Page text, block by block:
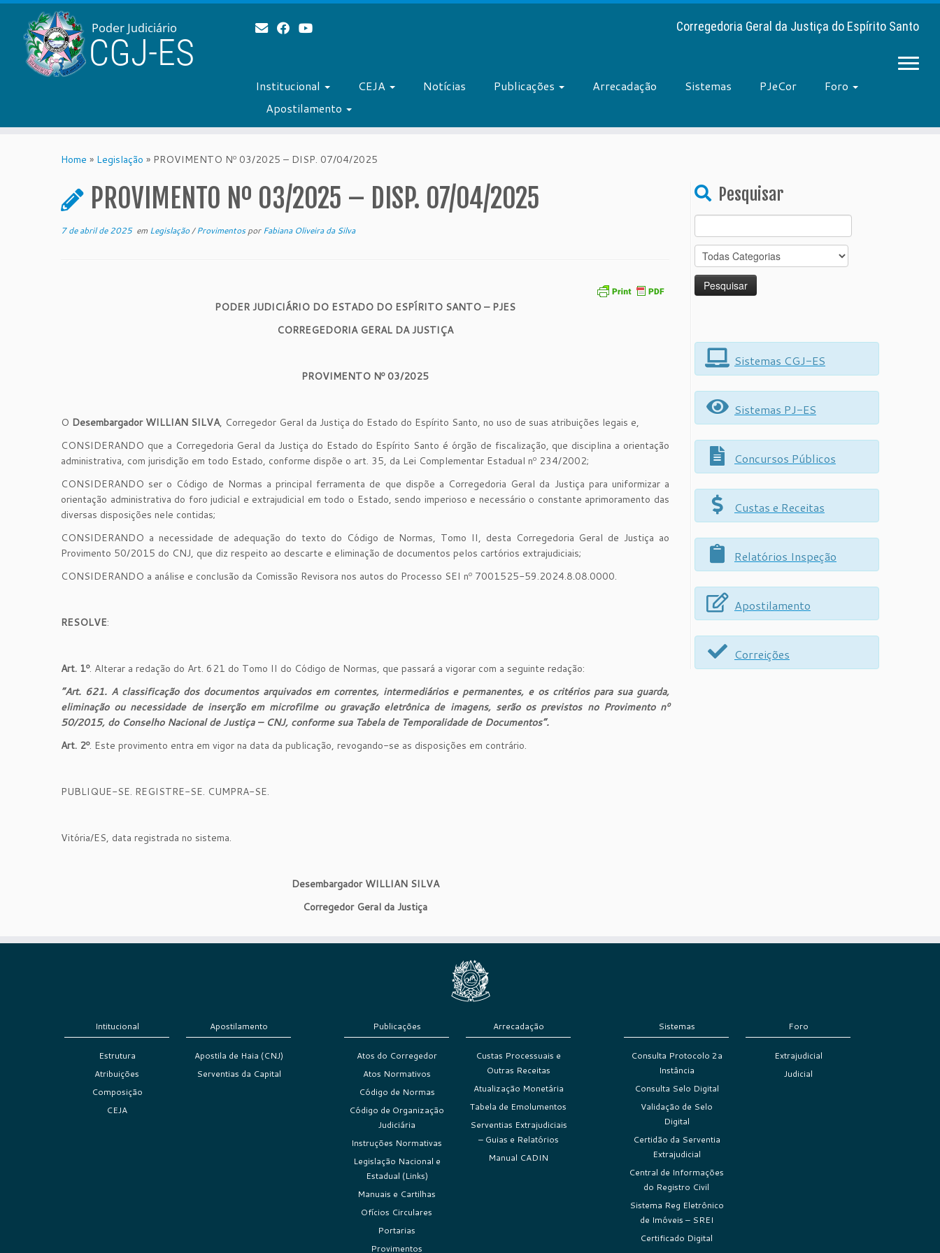
Corregedoria Geral da Justiça do Espírito Santo
Institucional CEJA Notícias Publicações Arrecadação Sistemas PJeCor
Foro
Apostilamento
Home » Legislação » PROVIMENTO Nº 03/2025 – DISP. 07/04/2025
PROVIMENTO Nº 03/2025 – DISP. 07/04/2025
7 de abril de 2025em Legislação/ProvimentosporFabiana Oliveira da Silva
PODER JUDICIÁRIO DO ESTADO DO ESPÍRITO SANTO – PJES
CORREGEDORIA GERAL DA JUSTIÇA
PROVIMENTO Nº 03/2025
O Desembargador WILLIAN SILVA, Corregedor Geral da Justiça do Estado do Espírito Santo, no uso de suas atribuições legais e,
CONSIDERANDO que a Corregedoria Geral da Justiça do Estado do Espírito Santo é órgão de fiscalização, que disciplina a orientação
administrativa, com jurisdição em todo Estado, conforme dispõe o art. 35, da Lei Complementar Estadual nº 234/2002;
CONSIDERANDO ser o Código de Normas a principal ferramenta de que dispõe a Corregedoria Geral da Justiça para uniformizar a
orientação administrativa do foro judicial e extrajudicial em todo o Estado, sendo imperioso e necessário o constante aprimoramento das
diversas disposições nele contidas;
CONSIDERANDO a necessidade de adequação do texto do Código de Normas, Tomo II, desta Corregedoria Geral de Justiça ao
Provimento 50/2015 do CNJ, que diz respeito ao descarte e eliminação de documentos pelos cartórios extrajudiciais;
CONSIDERANDO a análise e conclusão da Comissão Revisora nos autos do Processo SEI nº 7001525-59.2024.8.08.0000.
RESOLVE:
Art. 1º. Alterar a redação do Art. 621 do Tomo II do Código de Normas, que passará a vigorar com a seguinte redação:
“Art. 621. A classificação dos documentos arquivados em correntes, intermediários e permanentes, e os critérios para sua guarda,
eliminação ou necessidade de inserção em microfilme ou gravação eletrônica de imagens, serão os previstos no Provimento nº
50/2015, do Conselho Nacional de Justiça – CNJ, conforme sua Tabela de Temporalidade de Documentos”.
Art. 2º. Este provimento entra em vigor na data da publicação, revogando-se as disposições em contrário.
PUBLIQUE-SE. REGISTRE-SE. CUMPRA-SE.
Vitória/ES, data registrada no sistema.
Desembargador WILLIAN SILVA
Corregedor Geral da Justiça
Pesquisar
for:
Sistemas CGJ-ES
Sistemas PJ-ES
Concursos Públicos
Custas e Receitas
Relatórios Inspeção
Apostilamento
Correições
Intitucional
Estrutura
Atribuições
Composição
CEJA
Apostilamento
Apostila de Haia (CNJ)
Serventias da Capital
Publicações
Atos do Corregedor
Atos Normativos
Código de Normas
Código de Organização
Judiciária
Instruções Normativas
Legislação Nacional e
Estadual (Links)
Manuais e Cartilhas
Ofícios Circulares
Portarias
Provimentos
Arrecadação
Custas Processuais e
Outras Receitas
Atualização Monetária
Tabela de Emolumentos
Serventias Extrajudiciais
– Guias e Relatórios
Manual CADIN
Sistemas
Consulta Protocolo 2a
Instância
Consulta Selo Digital
Validação de Selo
Digital
Certidão da Serventia
Extrajudicial
Central de Informações
do Registro Civil
Sistema Reg Eletrônico
de Imóveis – SREI
Certificado Digital
Foro
Extrajudicial
Judicial